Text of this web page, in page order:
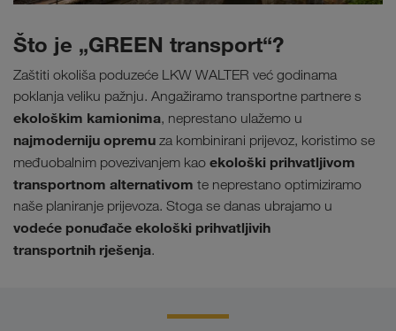
Što je „GREEN transport“?
Zaštiti okoliša poduzeće LKW WALTER već godinama
poklanja veliku pažnju. Angažiramo transportne partnere s
ekološkim kamionima, neprestano ulažemo u
najmoderniju opremu za kombinirani prijevoz, koristimo se
međuobalnim povezivanjem kao ekološki prihvatljivom
transportnom alternativom te neprestano optimiziramo
naše planiranje prijevoza. Stoga se danas ubrajamo u
vodeće ponuđače ekološki prihvatljivih
transportnih rješenja.